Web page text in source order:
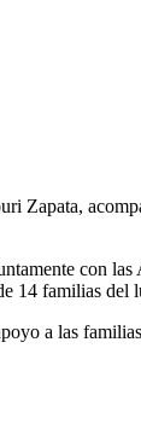
con
14 familias del
a las